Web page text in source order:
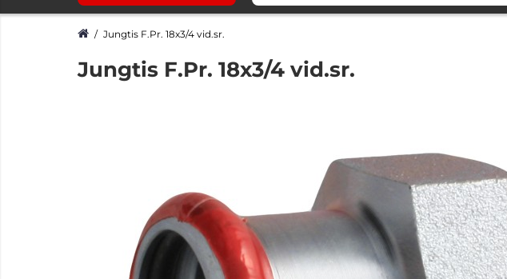
Jungtis F.Pr. 18x3/4 vid.sr.
Jungtis F.Pr. 18x3/4 vid.sr.